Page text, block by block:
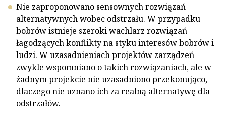
Nie zaproponowano sensownych rozwiązań
alternatywnych wobec odstrzału. W przypadku
bobrów istnieje szeroki wachlarz rozwiązań
łagodzących konflikty na styku interesów bobrów i
ludzi. W uzasadnieniach projektów zarządzeń
zwykle wspomniano o takich rozwiązaniach, ale w
żadnym projekcie nie uzasadniono przekonująco,
dlaczego nie uznano ich za realną alternatywę dla
odstrzałów.